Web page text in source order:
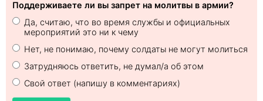
Поддерживаете ли вы запрет на молитвы в армии?
Да, считаю, что во время службы и официальных
мероприятий это ни к чему
Нет, не понимаю, почему солдаты не могут молиться
Затрудняюсь ответить, не думал/а об этом
Свой ответ (напишу в комментариях)